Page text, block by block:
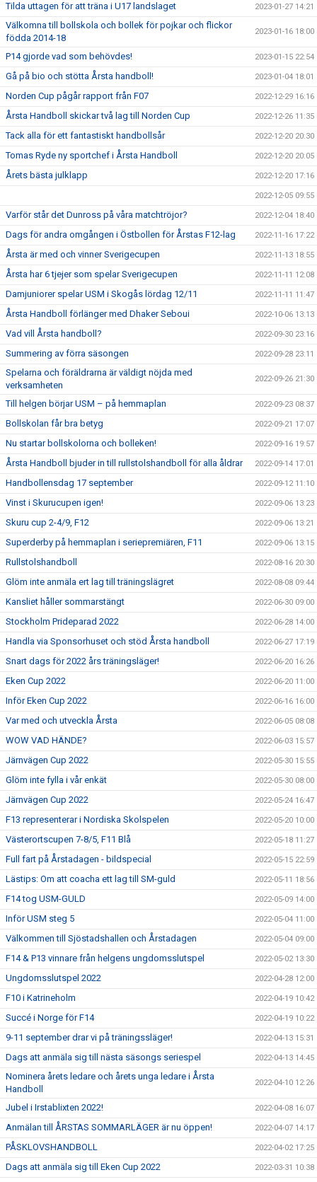
Tilda uttagen för att träna i U17 landslaget 2023-01-27 14:21
Välkomna till bollskola och bollek för pojkar och flickor
födda 2014-18
2023-01-16 18:00
P14 gjorde vad som behövdes! 2023-01-15 22:54
Gå på bio och stötta Årsta handboll! 2023-01-04 18:01
Norden Cup pågår rapport från F07 2022-12-29 16:16
Årsta Handboll skickar två lag till Norden Cup 2022-12-26 11:35
Tack alla för ett fantastiskt handbollsår 2022-12-20 20:30
Tomas Ryde ny sportchef i Årsta Handboll 2022-12-20 20:05
Årets bästa julklapp 2022-12-20 17:16
2022-12-05 09:55
Varför står det Dunross på våra matchtröjor? 2022-12-04 18:40
Dags för andra omgången i Östbollen för Årstas F12-lag 2022-11-16 17:22
Årsta är med och vinner Sverigecupen 2022-11-13 18:55
Årsta har 6 tjejer som spelar Sverigecupen 2022-11-11 12:08
Damjuniorer spelar USM i Skogås lördag 12/11 2022-11-11 11:47
Årsta Handboll förlänger med Dhaker Seboui 2022-10-06 13:13
Vad vill Årsta handboll? 2022-09-30 23:16
Summering av förra säsongen 2022-09-28 23:11
Spelarna och föräldrarna är väldigt nöjda med
verksamheten
2022-09-26 21:30
Till helgen börjar USM – på hemmaplan 2022-09-23 08:37
Bollskolan får bra betyg 2022-09-21 17:07
Nu startar bollskolorna och bolleken! 2022-09-16 19:57
Årsta Handboll bjuder in till rullstolshandboll för alla åldrar 2022-09-14 17:01
Handbollensdag 17 september 2022-09-12 11:10
Vinst i Skurucupen igen! 2022-09-06 13:23
Skuru cup 2-4/9, F12 2022-09-06 13:21
Superderby på hemmaplan i seriepremiären, F11 2022-09-06 13:15
Rullstolshandboll 2022-08-16 20:30
Glöm inte anmäla ert lag till träningslägret 2022-08-08 09:44
Kansliet håller sommarstängt 2022-06-30 09:00
Stockholm Prideparad 2022 2022-06-28 14:00
Handla via Sponsorhuset och stöd Årsta handboll 2022-06-27 17:19
Snart dags för 2022 års träningsläger! 2022-06-20 16:26
Eken Cup 2022 2022-06-20 11:00
Inför Eken Cup 2022 2022-06-16 16:00
Var med och utveckla Årsta 2022-06-05 08:08
WOW VAD HÄNDE? 2022-06-03 15:57
Järnvägen Cup 2022 2022-05-30 15:55
Glöm inte fylla i vår enkät 2022-05-30 08:00
Järnvägen Cup 2022 2022-05-24 16:47
F13 representerar i Nordiska Skolspelen 2022-05-20 10:00
Västerortscupen 7-8/5, F11 Blå 2022-05-18 11:27
Full fart på Årstadagen - bildspecial 2022-05-15 22:59
Lästips: Om att coacha ett lag till SM-guld 2022-05-11 18:56
F14 tog USM-GULD 2022-05-09 14:00
Inför USM steg 5 2022-05-04 11:00
Välkommen till Sjöstadshallen och Årstadagen 2022-05-04 09:00
F14 & P13 vinnare från helgens ungdomsslutspel 2022-05-02 13:30
Ungdomsslutspel 2022 2022-04-28 12:00
F10 i Katrineholm 2022-04-19 10:42
Succé i Norge för F14 2022-04-19 10:22
9-11 september drar vi på träningssläger! 2022-04-13 15:31
Dags att anmäla sig till nästa säsongs seriespel 2022-04-13 14:45
Nominera årets ledare och årets unga ledare i Årsta
Handboll
2022-04-10 12:26
Jubel i Irstablixten 2022! 2022-04-08 16:07
Anmälan till ÅRSTAS SOMMARLÄGER är nu öppen! 2022-04-07 14:17
PÅSKLOVSHANDBOLL 2022-04-02 17:25
Dags att anmäla sig till Eken Cup 2022 2022-03-31 10:38